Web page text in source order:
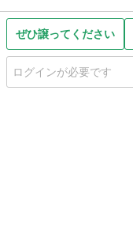
ぜひ譲ってください